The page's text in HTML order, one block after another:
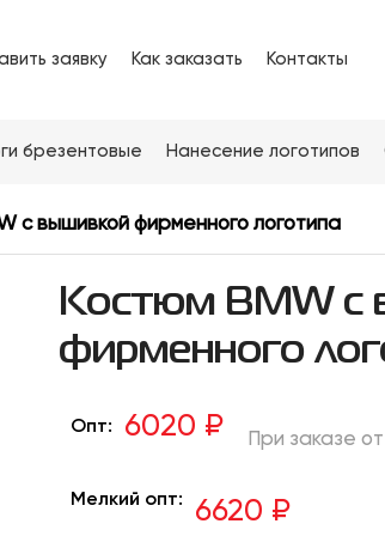
заявку Как заказать Контакты
брезентовые Нанесение логотипов
с вышивкой фирменного логотипа
Костюм BMW с
фирменного
Опт: 6020 ₽ При заказе
Мелкий опт: 6620 ₽